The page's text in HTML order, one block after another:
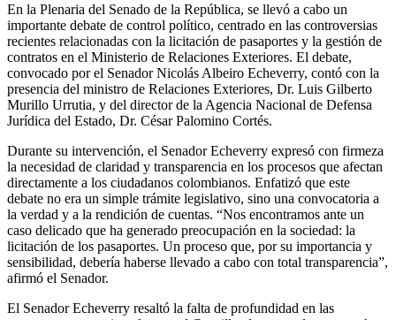
En la Plenaria del Senado de la República, se llevó a cabo un
importante debate de control político, centrado en las controversias
recientes relacionadas con la licitación de pasaportes y la gestión de
contratos en el Ministerio de Relaciones Exteriores. El debate,
convocado por el Senador Nicolás Albeiro Echeverry, contó con la
presencia del ministro de Relaciones Exteriores, Dr. Luis Gilberto
Murillo Urrutia, y del director de la Agencia Nacional de Defensa
Jurídica del Estado, Dr. César Palomino Cortés.
Durante su intervención, el Senador Echeverry expresó con firmeza
la necesidad de claridad y transparencia en los procesos que afectan
directamente a los ciudadanos colombianos. Enfatizó que este
debate no era un simple trámite legislativo, sino una convocatoria a
la verdad y a la rendición de cuentas. “Nos encontramos ante un
caso delicado que ha generado preocupación en la sociedad: la
licitación de los pasaportes. Un proceso que, por su importancia y
sensibilidad, debería haberse llevado a cabo con total transparencia”,
afirmó el Senador.
El Senador Echeverry resaltó la falta de profundidad en las